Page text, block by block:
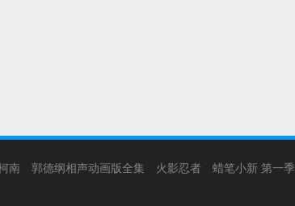
南 郭德纲相声动画版全集 火影忍者 蜡笔小新 第一季